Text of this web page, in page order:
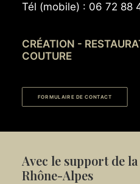
Tél (mobile) : 06 72 88
CRÉATION -
COUTURE
FORMULAIRE DE CONTACT
Avec le support de
Rhône-Alpes